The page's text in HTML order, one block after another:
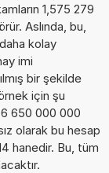
1,575 279
Aslında, bu,
kolay
imi
bir şekilde
için şu
650 000 000
olarak bu hesap
hanedir. Bu, tüm